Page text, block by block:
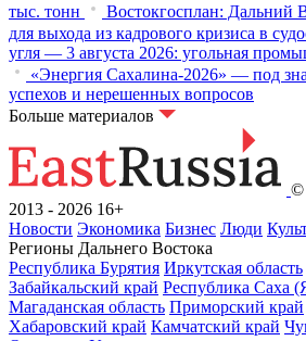
тыс. тонн
Востокгосплан: Дальний
для выхода из кадрового кризиса в
угля — 3 августа 2026: угольная
«Энергия Сахалина-2026» — под
успехов и нерешенных вопросов
Больше материалов
©
2013 - 2026 16+
Новости Экономика Бизнес Люди
Регионы Дальнего Востока
Республика Бурятия Иркутская область
Забайкальский край Республика Саха
Магаданская область Приморский край
Хабаровский край Камчатский край